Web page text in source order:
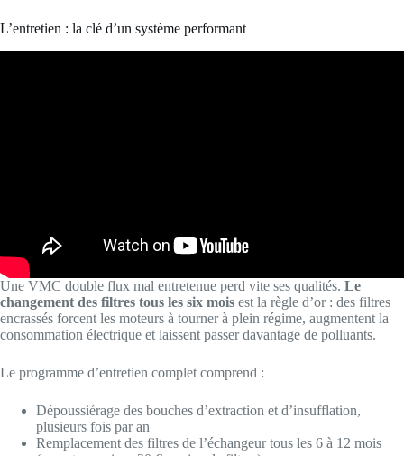
L’entretien : la clé d’un système performant
Une VMC double flux mal entretenue perd vite ses qualités. Le
changement des filtres tous les six mois est la règle d’or : des filtres
encrassés forcent les moteurs à tourner à plein régime, augmentent la
consommation électrique et laissent passer davantage de polluants.
Le programme d’entretien complet comprend :
Dépoussiérage des bouches d’extraction et d’insufflation,
plusieurs fois par an
Remplacement des filtres de l’échangeur tous les 6 à 12 mois